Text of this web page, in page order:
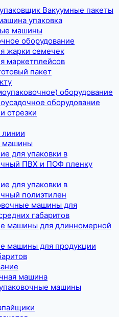
Вакуумные пакеты
упаковка
машины
оборудование
жарки семечек
маркетплейсов
пакет
оборудование
оборудование
отрезки
машины
для упаковки в
ПВХ и ПОФ пленку
для упаковки в
полиэтилен
машины для
габаритов
машины для длинномерной
машины для продукции
машина
машины